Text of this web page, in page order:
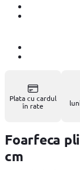
Plata cu cardul
în rate
Foarfeca
cm